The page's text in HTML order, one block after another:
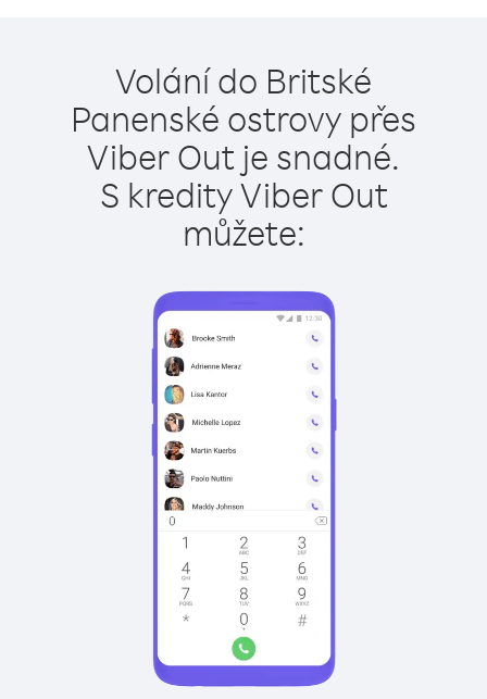
Volání do Britské
Panenské ostrovy přes
Viber Out je snadné.
S kredity Viber Out
můžete: